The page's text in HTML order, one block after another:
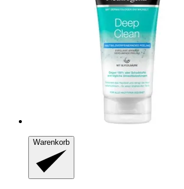
Warenkorb